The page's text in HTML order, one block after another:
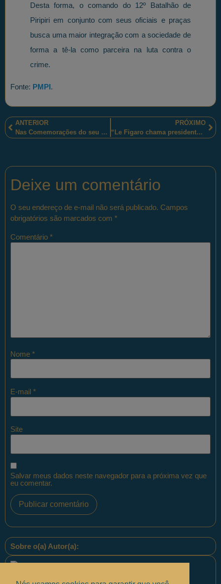
Desta forma, o comando do 12º Batalhão de
Piripiri em conjunto com seus oficiais e praças
busca uma maior integração com a sociedade de
forma a tê-la como parceira na luta contra o
crime.
Fonte: PMPI.
ANTERIOR
Nas Comemorações do seu 182º aniversário, Polícia militar de Santa Catarina homenageia profissionais mortos em serviço!
PRÓXIMO
“Le Figaro chama presidente Michel Temer de ‘mal-amado'”.
Deixe um comentário
O seu endereço de e-mail não será publicado. Campos
obrigatórios são marcados com *
Comentário *
Nome *
E-mail *
Site
Salvar meus dados neste navegador para a próxima vez que
eu comentar.
Sobre o(a) Autor(a):